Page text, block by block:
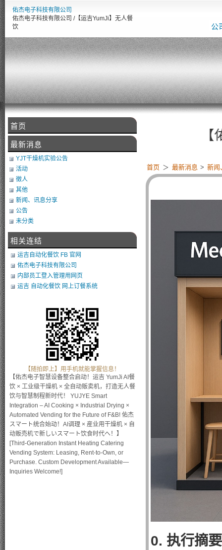
佑杰电子科技有限公司
佑杰电子科技有限公司 /【运吉YumJi】无人餐
饮
公
【佑杰
首页 ＞ 最新消息 > 新闻
0. 执行摘
首页
最新消息
YJT干燥机实验公告
活动
徵人
其他
新闻、讯息分享
公告
未分类
相关连结
运吉自动化餐饮 FB 官网
佑杰电子科技有限公司
内部员工登入管理用网页
运吉 自动化餐饮 网上订餐系统
【随拍即上】用手机就能掌握信息！
【佑杰电子智慧设备整合启动！运吉 YumJi AI餐
饮 × 工业级干燥机 × 全自动贩卖机，打造无人餐
饮与智慧制程新时代！ YUJYE Smart
Integration – AI Cooking × Industrial Drying ×
Automated Vending for the Future of F&B! 佑杰
スマート统合始动！AI调理 × 産业用干燥机 × 自
动贩売机で新しいスマート饮食时代へ！】
[Third-Generation Instant Heating Catering
Vending System: Leasing, Rent-to-Own, or
Purchase. Custom Development Available—
Inquiries Welcome!]